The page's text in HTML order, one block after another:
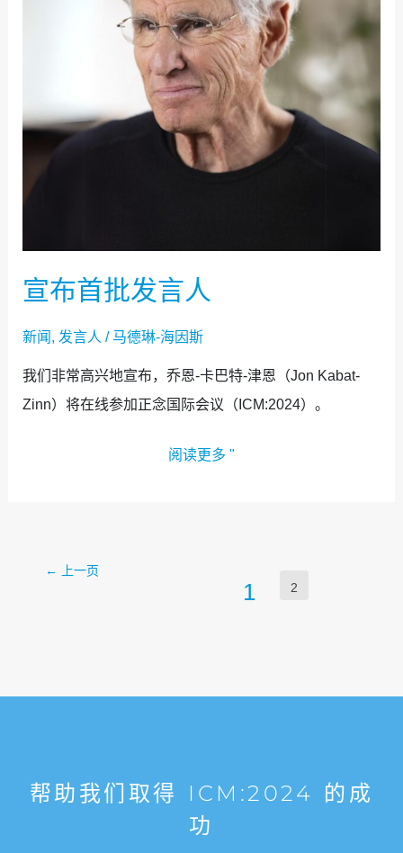
宣布首批发言人
新闻 , 发言人 / 马德琳-海因斯
我们非常高兴地宣布，乔恩-卡巴特-津恩（Jon Kabat-
Zinn）将在线参加正念国际会议（ICM:2024）。
发
言
人
阅读更多 "
← 上一页
1 2
帮助我们取得 ICM:2024 的成
功